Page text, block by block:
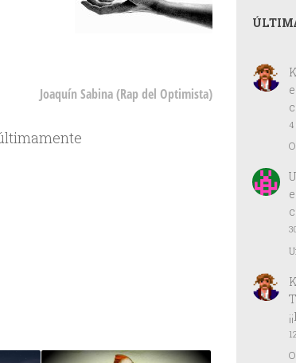
Joaquín Sabina (Rap del Optimista)
4